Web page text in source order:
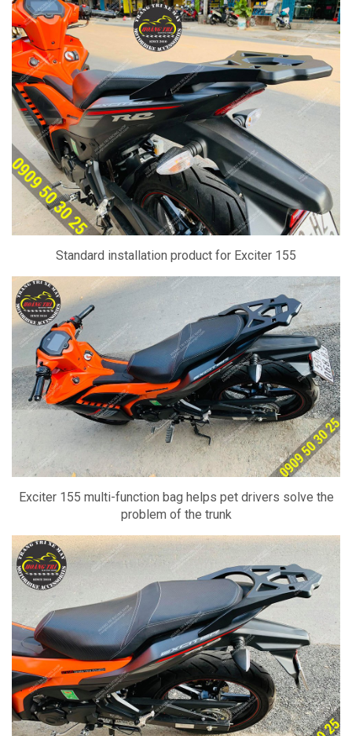
Standard installation product for Exciter 155
Exciter 155 multi-function bag helps pet drivers solve the
problem of the trunk